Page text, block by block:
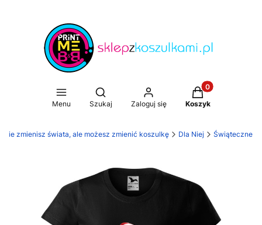
Menu
Otwórz wyszukiwarkę
Szukaj Zaloguj się
Produkty w
Koszyk
Nie zmienisz świata, ale możesz zmienić koszulkę Dla Niej Świąteczne